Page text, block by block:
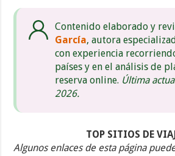
Contenido elaborado y
García, autora
con experiencia
países y en el análisis de
reserva online. Última
2026.
TOP SITIOS DE
Algunos enlaces de esta página